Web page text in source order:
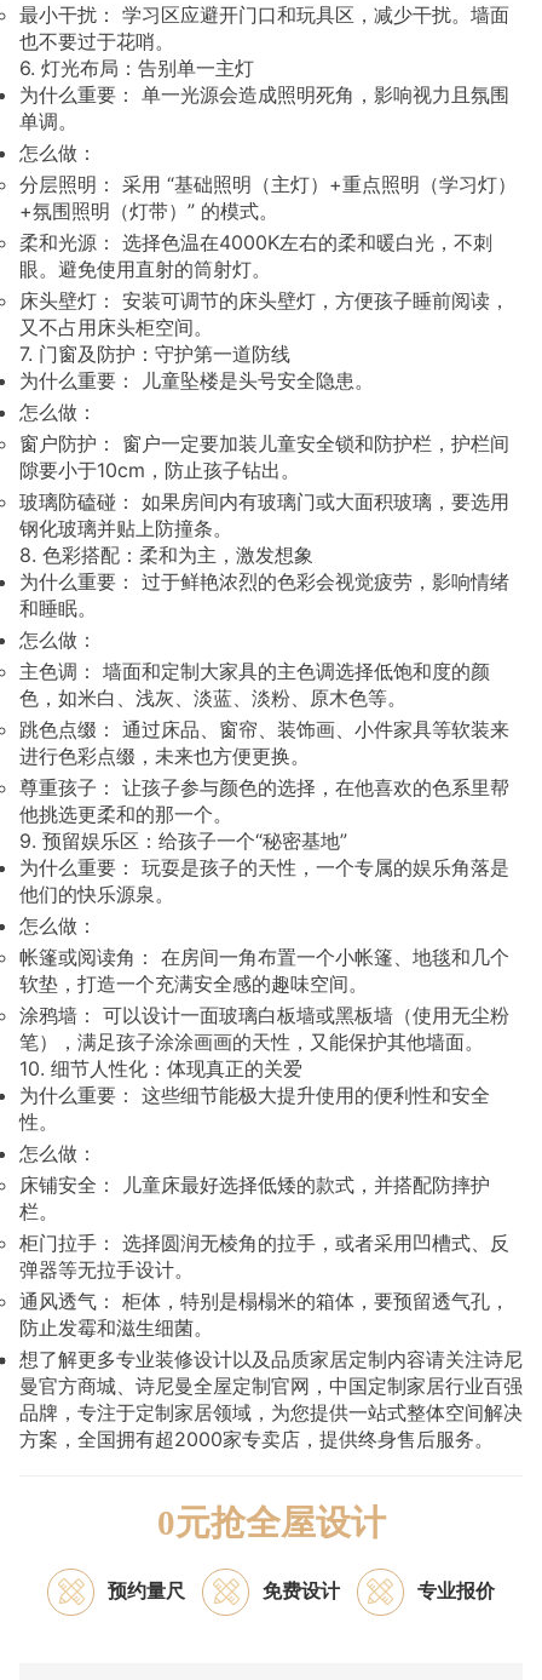
最小干扰： 学习区应避开门口和玩具区，减少干扰。墙面
也不要过于花哨。
6. 灯光布局：告别单一主灯
为什么重要： 单一光源会造成照明死角，影响视力且氛围
单调。
怎么做：
分层照明： 采用 “基础照明（主灯）+重点照明（学习灯）
+氛围照明（灯带）” 的模式。
柔和光源： 选择色温在4000K左右的柔和暖白光，不刺
眼。避免使用直射的筒射灯。
床头壁灯： 安装可调节的床头壁灯，方便孩子睡前阅读，
又不占用床头柜空间。
7. 门窗及防护：守护第一道防线
为什么重要： 儿童坠楼是头号安全隐患。
怎么做：
窗户防护： 窗户一定要加装儿童安全锁和防护栏，护栏间
隙要小于10cm，防止孩子钻出。
玻璃防磕碰： 如果房间内有玻璃门或大面积玻璃，要选用
钢化玻璃并贴上防撞条。
8. 色彩搭配：柔和为主，激发想象
为什么重要： 过于鲜艳浓烈的色彩会视觉疲劳，影响情绪
和睡眠。
怎么做：
主色调： 墙面和定制大家具的主色调选择低饱和度的颜
色，如米白、浅灰、淡蓝、淡粉、原木色等。
跳色点缀： 通过床品、窗帘、装饰画、小件家具等软装来
进行色彩点缀，未来也方便更换。
尊重孩子： 让孩子参与颜色的选择，在他喜欢的色系里帮
他挑选更柔和的那一个。
9. 预留娱乐区：给孩子一个“秘密基地”
为什么重要： 玩耍是孩子的天性，一个专属的娱乐角落是
他们的快乐源泉。
怎么做：
帐篷或阅读角： 在房间一角布置一个小帐篷、地毯和几个
软垫，打造一个充满安全感的趣味空间。
涂鸦墙： 可以设计一面玻璃白板墙或黑板墙（使用无尘粉
笔），满足孩子涂涂画画的天性，又能保护其他墙面。
10. 细节人性化：体现真正的关爱
为什么重要： 这些细节能极大提升使用的便利性和安全
性。
怎么做：
床铺安全： 儿童床最好选择低矮的款式，并搭配防摔护
栏。
柜门拉手： 选择圆润无棱角的拉手，或者采用凹槽式、反
弹器等无拉手设计。
通风透气： 柜体，特别是榻榻米的箱体，要预留透气孔，
防止发霉和滋生细菌。
想了解更多专业装修设计以及品质家居定制内容请关注诗尼
曼官方商城、诗尼曼全屋定制官网，中国定制家居行业百强
品牌，专注于定制家居领域，为您提供一站式整体空间解决
方案，全国拥有超2000家专卖店，提供终身售后服务。
0元抢全屋设计
预约量尺 免费设计 专业报价